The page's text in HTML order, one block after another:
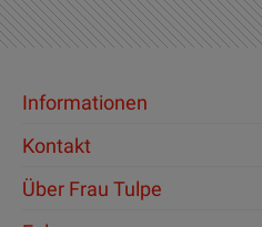
Informationen
Kontakt
Über Frau Tulpe